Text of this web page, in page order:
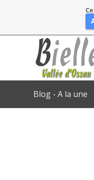
Blog - A la une